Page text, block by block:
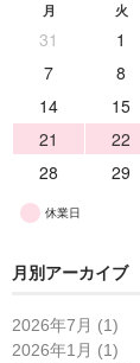
月 火
31 1
7
8
14
15
21
22
28
29
休業日
月別アーカイブ
2026年7月 (1)
2026年1月 (1)